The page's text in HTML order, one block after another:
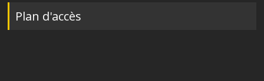
Plan d'accès